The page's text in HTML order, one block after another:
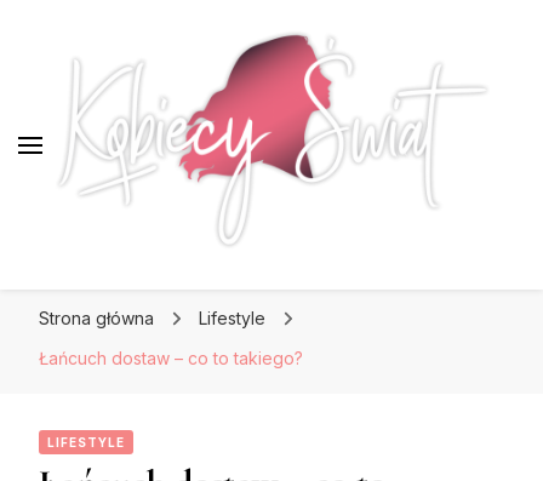
KobiecySwiat.pl
Prawdziwa strona dla Pań, które lubią być na
czasie z modą i najnowszymi trendami.
Strona główna
Lifestyle
Łańcuch dostaw – co to takiego?
LIFESTYLE